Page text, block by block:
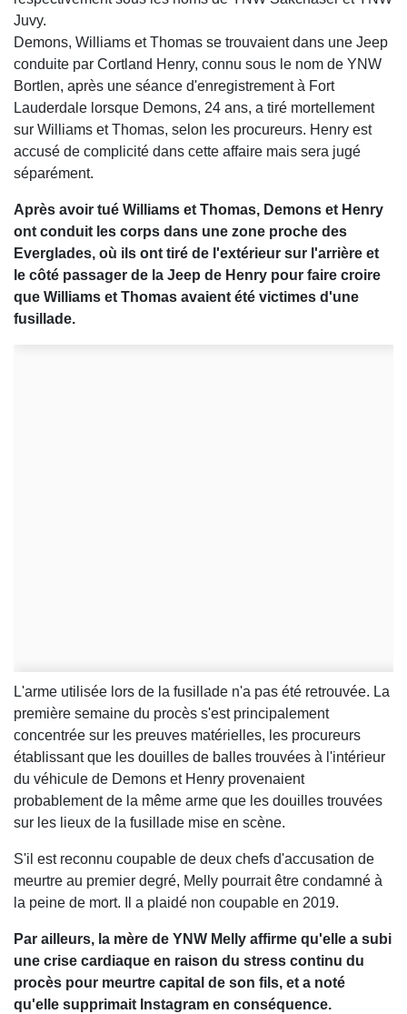
Juvy.
Demons, Williams et Thomas se trouvaient dans une Jeep
conduite par Cortland Henry, connu sous le nom de YNW
Bortlen, après une séance d'enregistrement à Fort
Lauderdale lorsque Demons, 24 ans, a tiré mortellement
sur Williams et Thomas, selon les procureurs. Henry est
accusé de complicité dans cette affaire mais sera jugé
séparément.
Après avoir tué Williams et Thomas, Demons et Henry
ont conduit les corps dans une zone proche des
Everglades, où ils ont tiré de l'extérieur sur l'arrière et
le côté passager de la Jeep de Henry pour faire croire
que Williams et Thomas avaient été victimes d'une
fusillade.
L'arme utilisée lors de la fusillade n'a pas été retrouvée. La
première semaine du procès s'est principalement
concentrée sur les preuves matérielles, les procureurs
établissant que les douilles de balles trouvées à l'intérieur
du véhicule de Demons et Henry provenaient
probablement de la même arme que les douilles trouvées
sur les lieux de la fusillade mise en scène.
S'il est reconnu coupable de deux chefs d'accusation de
meurtre au premier degré, Melly pourrait être condamné à
la peine de mort. Il a plaidé non coupable en 2019.
Par ailleurs, la mère de YNW Melly affirme qu'elle a subi
une crise cardiaque en raison du stress continu du
procès pour meurtre capital de son fils, et a noté
qu'elle supprimait Instagram en conséquence.